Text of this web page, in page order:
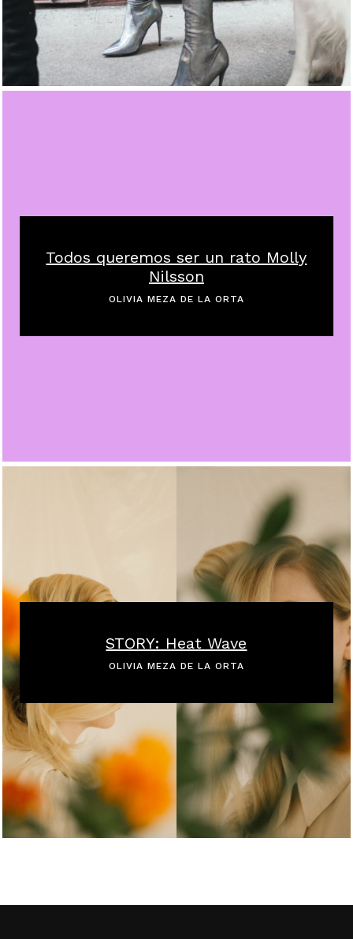
Todos queremos ser un rato Molly
Nilsson
OLIVIA MEZA DE LA ORTA
STORY: Heat Wave
OLIVIA MEZA DE LA ORTA